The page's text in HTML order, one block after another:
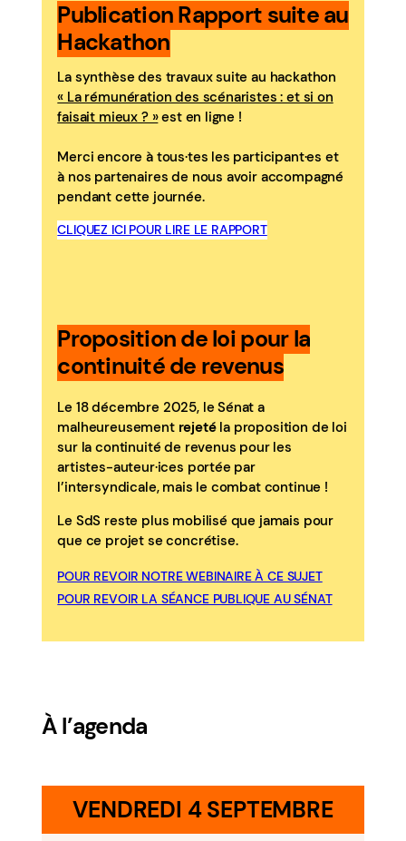
Publication Rapport suite au
Hackathon
La synthèse des travaux suite au hackathon
« La rémunération des scénaristes : et si on
faisait mieux ? »est en ligne !
Merci encore à tous·tes les participant·es et
à nos partenaires de nous avoir accompagné
pendant cette journée.
CLIQUEZ ICI POUR LIRE LE RAPPORT
Proposition de loi pour la
continuité de revenus
Le 18 décembre 2025, le Sénat a
malheureusement rejetéla proposition de loi
sur la continuité de revenus pour les
artistes-auteur·ices portée par
l’intersyndicale, mais le combat continue !
Le SdS reste plus mobilisé que jamais pour
que ce projet se concrétise.
POUR REVOIR NOTRE WEBINAIRE À CE SUJET
POUR REVOIR LA SÉANCE PUBLIQUE AU SÉNAT
À l’agenda
VENDREDI 4 SEPTEMBRE